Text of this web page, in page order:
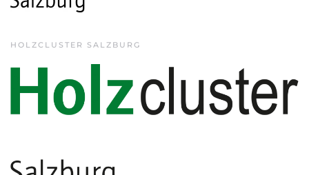
HOLZCLUSTER SALZBURG